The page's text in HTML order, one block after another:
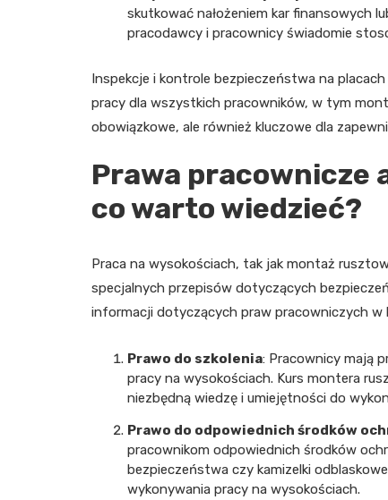
skutkować nałożeniem kar finansowych
pracodawcy i pracownicy świadomie
Inspekcje i kontrole bezpieczeństwa na
pracy dla wszystkich pracowników, w tym
obowiązkowe, ale również kluczowe dla
Prawa pracownicze
co warto wiedzieć?
Praca na wysokościach, tak jak montaż
specjalnych przepisów dotyczących
informacji dotyczących praw pracowniczych w
Prawo do szkolenia: Pracownicy mają
pracy na wysokościach. Kurs montera
niezbędną wiedzę i umiejętności do
Prawo do odpowiednich środków
pracownikom odpowiednich środków
bezpieczeństwa czy kamizelki
wykonywania pracy na wysokościach.